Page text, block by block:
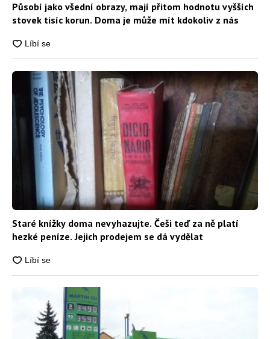
Působí jako všední obrazy, mají přitom hodnotu vyšších
stovek tisíc korun. Doma je může mít kdokoliv z nás
Staré knížky doma nevyhazujte. Češi teď za ně platí
hezké peníze. Jejich prodejem se dá vydělat